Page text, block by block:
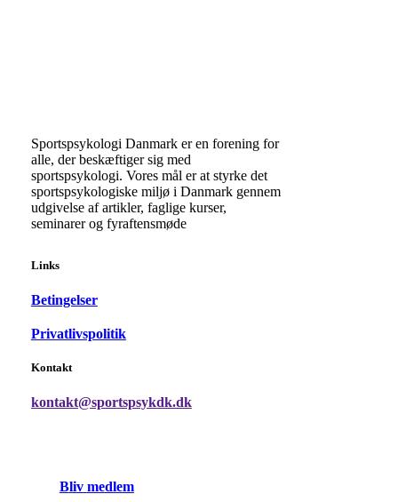
Sportspsykologi Danmark er en forening for
alle, der beskæftiger sig med
sportspsykologi. Vores mål er at styrke det
sportspsykologiske miljø i Danmark gennem
udgivelse af artikler, faglige kurser,
seminarer og fyraftensmøde
Links
Betingelser
Privatlivspolitik
Kontakt
kontakt@sportspsykdk.dk
Bliv medlem